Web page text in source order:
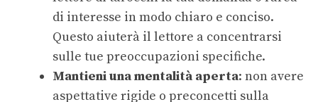
di interesse in modo chiaro e conciso.
Questo aiuterà il lettore a concentrarsi
sulle tue preoccupazioni specifiche.
Mantieni una mentalità aperta: non avere
aspettative rigide o preconcetti sulla